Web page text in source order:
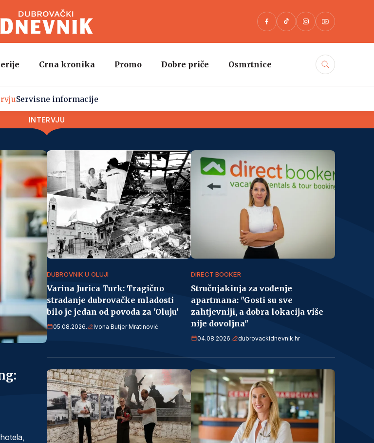
Servisne informacije
Crna kronika Promo Dobre priče Osmrtnice
INTERVJU
DUBROVNIK U OLUJI
Varina Jurica Turk: Tragično
stradanje dubrovačke mladosti
bilo je jedan od povoda za 'Oluju'
05.08.2026. Ivona Butjer Mratinović
DIRECT BOOKER
Stručnjakinja za vođenje
apartmana: "Gosti su sve
zahtjevniji, a dobra lokacija više
nije dovoljna"
04.08.2026. dubrovackidnevnik.hr